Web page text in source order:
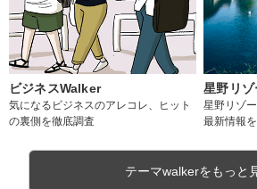
ビジネスWalker
気になるビジネスのアレコレ、ヒット
の裏側を徹底調査
星野リ
星野リゾ
最新情報
テーマwalkerをもっと